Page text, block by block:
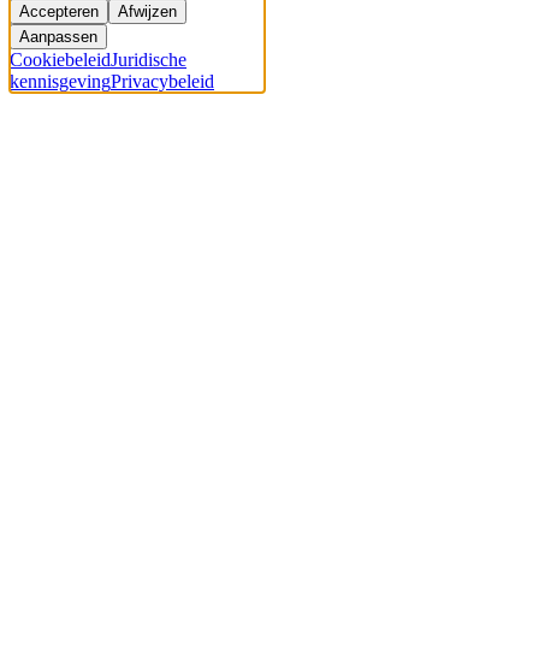
Accepteren
Afwijzen
Aanpassen
CookiebeleidJuridische
kennisgevingPrivacybeleid